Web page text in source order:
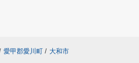
愛甲郡愛川町 / 大和市